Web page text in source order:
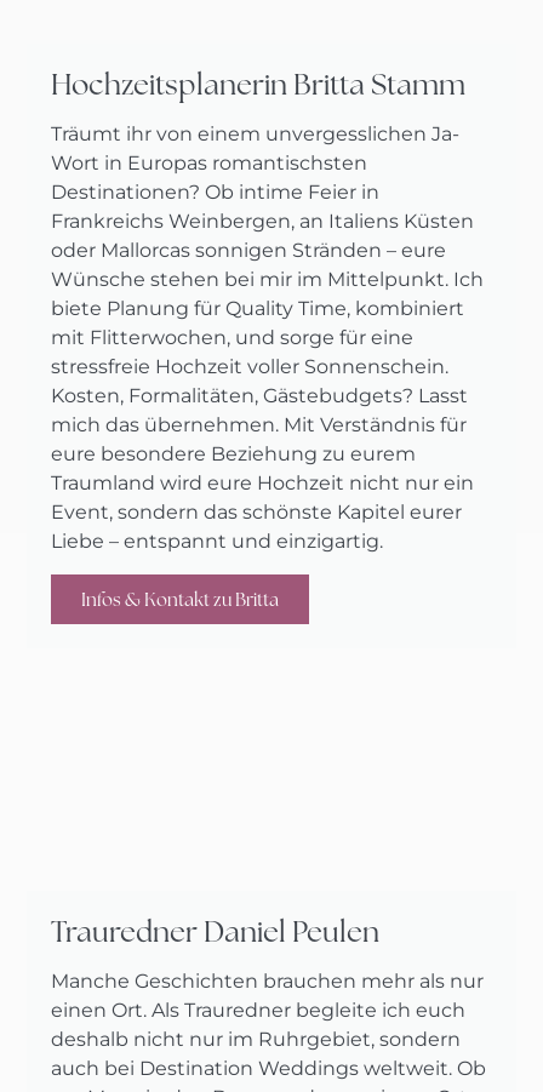
Hochzeitsplanerin Britta Stamm
Träumt ihr von einem unvergesslichen Ja-
Wort in Europas romantischsten
Destinationen? Ob intime Feier in
Frankreichs Weinbergen, an Italiens Küsten
oder Mallorcas sonnigen Stränden – eure
Wünsche stehen bei mir im Mittelpunkt. Ich
biete Planung für Quality Time, kombiniert
mit Flitterwochen, und sorge für eine
stressfreie Hochzeit voller Sonnenschein.
Kosten, Formalitäten, Gästebudgets? Lasst
mich das übernehmen. Mit Verständnis für
eure besondere Beziehung zu eurem
Traumland wird eure Hochzeit nicht nur ein
Event, sondern das schönste Kapitel eurer
Liebe – entspannt und einzigartig.
Infos & Kontakt zu Britta
Trauredner Daniel Peulen
Manche Geschichten brauchen mehr als nur
einen Ort. Als Trauredner begleite ich euch
deshalb nicht nur im Ruhrgebiet, sondern
auch bei Destination Weddings weltweit. Ob